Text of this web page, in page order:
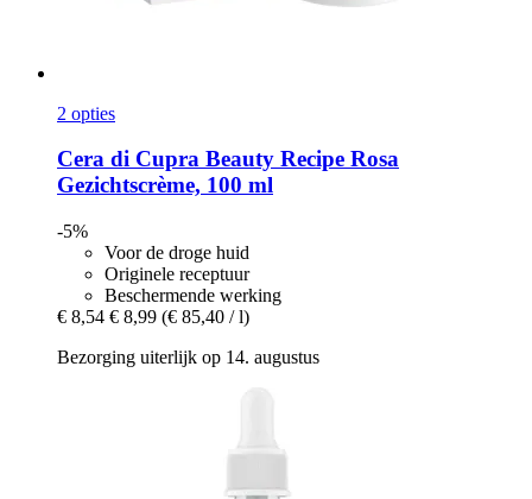
2 opties
Cera di Cupra Beauty Recipe Rosa
Gezichtscrème, 100 ml
-5%
Voor de droge huid
Originele receptuur
Beschermende werking
€ 8,54 € 8,99 (€ 85,40 / l)
Bezorging uiterlijk op 14. augustus